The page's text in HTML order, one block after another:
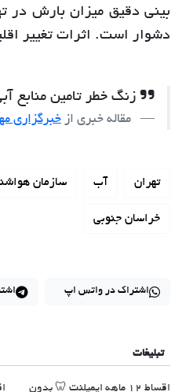
بینی دقیق میزان بارش در
دشوار است. اثرات تغییر
زنگ خطر تامین منابع آبی تهران؛
مقاله خبری از خبرگزاری
تهران آب سازمان
خراسان جنوبی
اشتراک در واتس اپ
تبلیغات
اقساط ۱۲ ماهه ایمپلنت 🦷 بدون